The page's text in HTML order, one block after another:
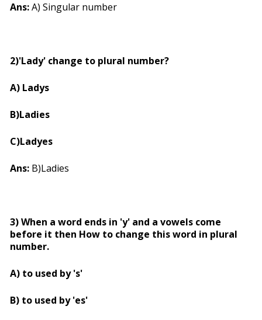
Ans:A) Singular number
2)'Lady' change to plural number?
A) Ladys
B)Ladies
C)Ladyes
Ans: B)Ladies
3) When a word ends in 'y' and a vowels come
before it then How to change this word in plural
number.
A) to used by 's'
B) to used by 'es'